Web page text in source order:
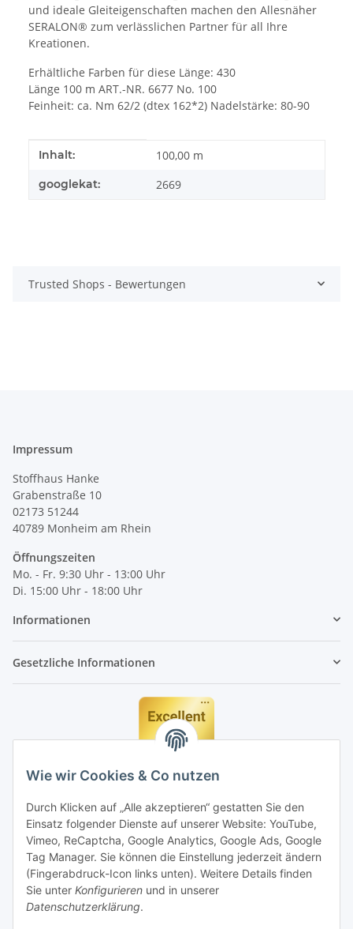
Wie wir Cookies & Co nutzen
Durch Klicken auf „Alle akzeptieren“ gestatten Sie den
Einsatz folgender Dienste auf unserer Website: YouTube,
Vimeo, ReCaptcha, Google Analytics, Google Ads, Google
Tag Manager. Sie können die Einstellung jederzeit ändern
(Fingerabdruck-Icon links unten). Weitere Details finden
Sie unter Konfigurieren und in unserer
Datenschutzerklärung.
und ideale Gleiteigenschaften machen den Allesnäher
SERALON® zum verlässlichen Partner für all Ihre
Kreationen.
Erhältliche Farben für diese Länge: 430
Länge 100 m ART.-NR. 6677 No. 100
Feinheit: ca. Nm 62/2 (dtex 162*2) Nadelstärke: 80-90
Produkteigenschaft
Wert
Inhalt: 100,00 m
googlekat: 2669
Trusted Shops - Bewertungen
Impressum
Stoffhaus Hanke
Grabenstraße 10
02173 51244
40789 Monheim am Rhein
Öffnungszeiten
Mo. - Fr. 9:30 Uhr - 13:00 Uhr
Di. 15:00 Uhr - 18:00 Uhr
Informationen
Gesetzliche Informationen